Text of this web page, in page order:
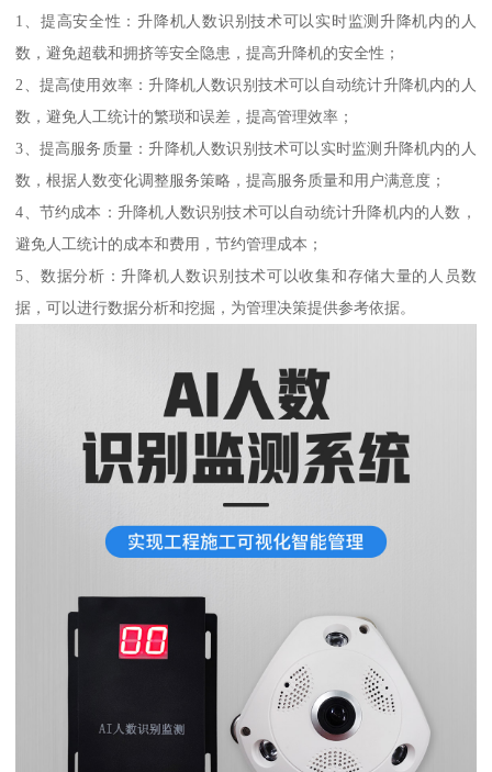
1、提高安全性：升降机人数识别技术可以实时监测升降机内的人
数，避免超载和拥挤等安全隐患，提高升降机的安全性；
2、提高使用效率：升降机人数识别技术可以自动统计升降机内的人
数，避免人工统计的繁琐和误差，提高管理效率；
3、提高服务质量：升降机人数识别技术可以实时监测升降机内的人
数，根据人数变化调整服务策略，提高服务质量和用户满意度；
4、节约成本：升降机人数识别技术可以自动统计升降机内的人数，
避免人工统计的成本和费用，节约管理成本；
5、数据分析：升降机人数识别技术可以收集和存储大量的人员数
据，可以进行数据分析和挖掘，为管理决策提供参考依据。